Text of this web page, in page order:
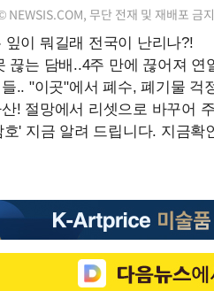
무단 전재 및 재배포 금지